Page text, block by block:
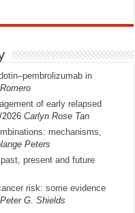
in
of early relapsed
Carlyn Rose Tan
mechanisms,
Peters
present and future
risk: some evidence
Peter G. Shields